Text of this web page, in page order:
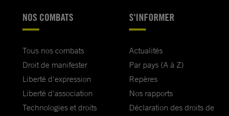
NOS COMBATS
Tous nos combats
Droit de manifester
Liberté d'expression
Liberté d'association
Technologies et droits
S'INFORMER
Actualités
Par pays (A à Z)
Repères
Nos rapports
Déclaration des droits de